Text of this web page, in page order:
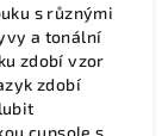
s různými
a tonální
zdobí vzor
zdobí
cupsole s